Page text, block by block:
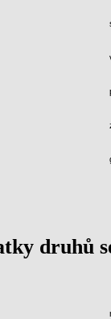
druhů